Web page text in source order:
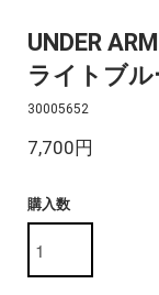
UNDER
ライトブル
30005652
7,700円
購入数